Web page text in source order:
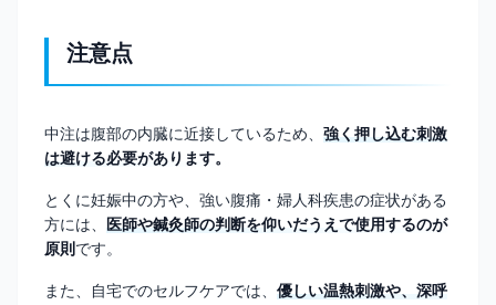
注意点
中注は腹部の内臓に近接しているため、 強く押し込む刺激
は避ける必要があります。
とくに妊娠中の方や、強い腹痛・婦人科疾患の症状がある
方には、 医師や鍼灸師の判断を仰いだうえで使用するのが
原則 です。
また、自宅でのセルフケアでは、 優しい温熱刺激や、深呼